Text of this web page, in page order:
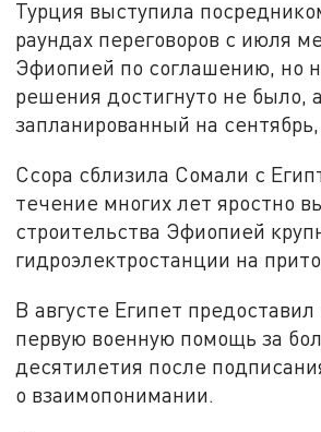
Турция выступила
раундах переговоров с июля
Эфиопией по соглашению, но
решения достигнуто не было,
запланированный на
Ссора сблизила Сомали с
течение многих лет яростно
строительства Эфиопией
гидроэлектростанции на
В августе Египет
первую военную помощь за
десятилетия после
о взаимопонимании.